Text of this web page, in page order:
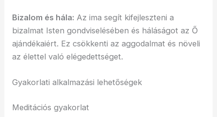
Bizalom és hála: Az ima segít kifejleszteni a
bizalmat Isten gondviselésében és háláságot az Ő
ajándékaiért. Ez csökkenti az aggodalmat és növeli
az élettel való elégedettséget.
Gyakorlati alkalmazási lehetőségek
Meditációs gyakorlat